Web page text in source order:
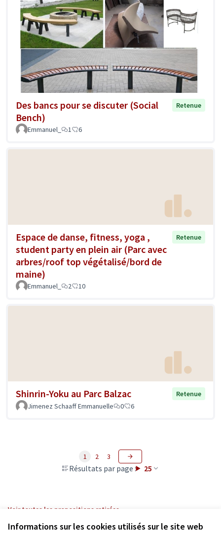
Informations sur les cookies utilisés sur le site web
Des bancs pour se discuter (Social
Bench)
Retenue
Emmanuel_ 1 6
Espace de danse, fitness, yoga ,
student party en plein air (Parc avec
arbres/roof top végétalisé/bord de
maine)
Retenue
Emmanuel_ 2 10
Shinrin-Yoku au Parc Balzac
Retenue
Jimenez Schaaff Emmanuelle
0 6
Résultats par page : 25
1 2 3
Voir toutes les propositions retirées